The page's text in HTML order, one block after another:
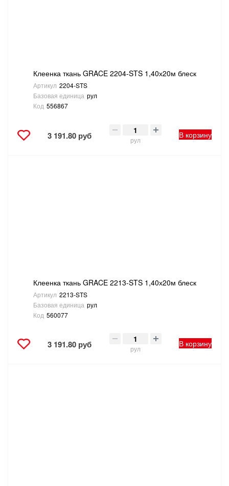
Клеенка ткань GRACE 2204-STS 1,40х20м блеск
Артикул 2204-STS
Базовая единица рул
Код 556867
3 191.80 руб рул
В корзину
Клеенка ткань GRACE 2213-STS 1,40х20м блеск
Артикул 2213-STS
Базовая единица рул
Код 560077
3 191.80 руб рул
В корзину